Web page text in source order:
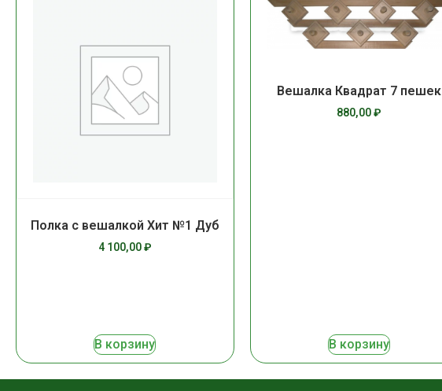
Полка с вешалкой Хит №1 Дуб
4 100,00₽
В корзину
Вешалка Квадрат 7 пешек
880,00₽
В корзину